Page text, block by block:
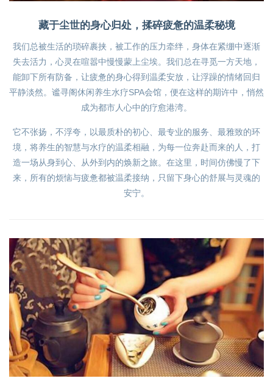
藏于尘世的身心归处，揉碎疲惫的温柔秘境
我们总被生活的琐碎裹挟，被工作的压力牵绊，身体在紧绷中逐渐
失去活力，心灵在喧嚣中慢慢蒙上尘埃。我们总在寻觅一方天地，
能卸下所有防备，让疲惫的身心得到温柔安放，让浮躁的情绪回归
平静淡然。谧寻阁休闲养生水疗SPA会馆，便在这样的期许中，悄然
成为都市人心中的疗愈港湾。
它不张扬，不浮夸，以最质朴的初心、最专业的服务、最雅致的环
境，将养生的智慧与水疗的温柔相融，为每一位奔赴而来的人，打
造一场从身到心、从外到内的焕新之旅。在这里，时间仿佛慢了下
来，所有的烦恼与疲惫都被温柔接纳，只留下身心的舒展与灵魂的
安宁。